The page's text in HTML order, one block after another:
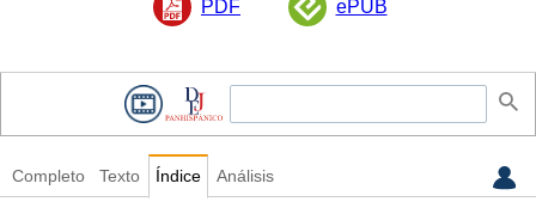
PDF ePUB
Completo Texto Índice Análisis